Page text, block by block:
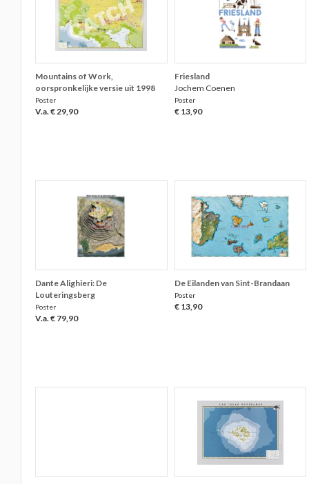
Mountains of Work,
oorspronkelijke versie uit 1998
Poster
V.a. € 29,90
Friesland
Jochem Coenen
Poster
€ 13,90
Dante Alighieri: De
Louteringsberg
Poster
V.a. € 79,90
De Eilanden van Sint-Brandaan
Poster
€ 13,90